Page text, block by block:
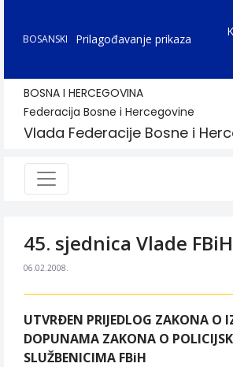
BOSANSKI Prilagođavanje prikaza
BOSNA I HERCEGOVINA
Federacija Bosne i Hercegovine
Vlada Federacije Bosne i
45. sjednica Vlade FBiH
06.02.2008.
UTVRÐEN PRIJEDLOG ZAKONA O
DOPUNAMA ZAKONA O
SLUŽBENICIMA FBiH